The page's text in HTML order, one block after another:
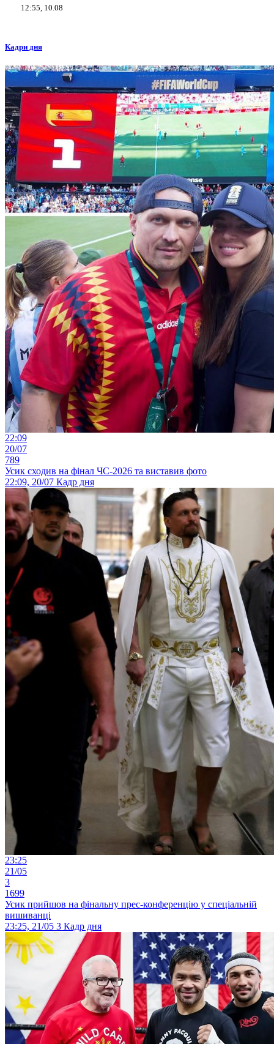
12:55, 10.08
Кадри дня
22:09
20/07
789
Усик сходив на фінал ЧС-2026 та виставив фото
22:09, 20/07 Кадр дня
23:25
21/05
3
1699
Усик прийшов на фінальну прес-конференцію у спеціальній
вишиванці
23:25, 21/05 3 Кадр дня